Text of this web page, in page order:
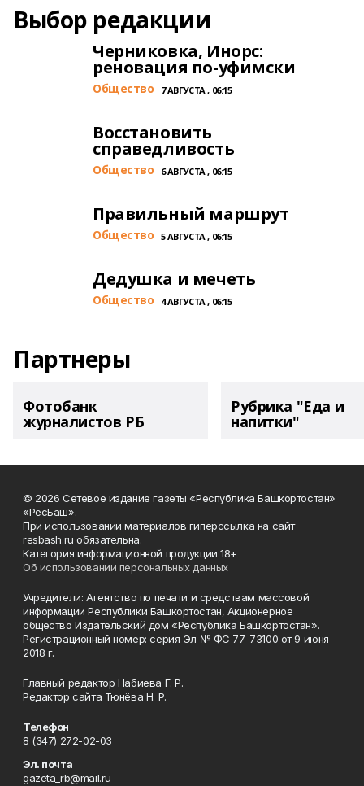
Выбор редакции
Черниковка, Инорс:
реновация по-уфимски
Общество 7 АВГУСТА , 06:15
Восстановить
справедливость
Общество 6 АВГУСТА , 06:15
Правильный маршрут
Общество 5 АВГУСТА , 06:15
Дедушка и мечеть
Общество 4 АВГУСТА , 06:15
Партнеры
Фотобанк
журналистов РБ
Рубрика "Еда и
напитки"
© 2026 Сетевое издание газеты «Республика Башкортостан»
«РесБаш».
При использовании материалов гиперссылка на сайт
resbash.ru обязательна.
Категория информационной продукции 18+
Об использовании персональных данных
Учредители: Агентство по печати и средствам массовой
информации Республики Башкортостан, Акционерное
общество Издательский дом «Республика Башкортостан».
Регистрационный номер: серия Эл № ФС 77-73100 от 9 июня
2018 г.
Главный редактор Набиева Г. Р.
Редактор сайта Тюнёва Н. Р.
Телефон
8 (347) 272-02-03
Эл. почта
gazeta_rb@mail.ru